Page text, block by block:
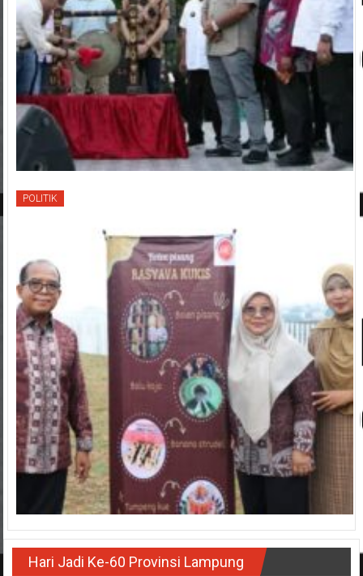
POLITIK
Hari Jadi Ke-60 Provinsi Lampung